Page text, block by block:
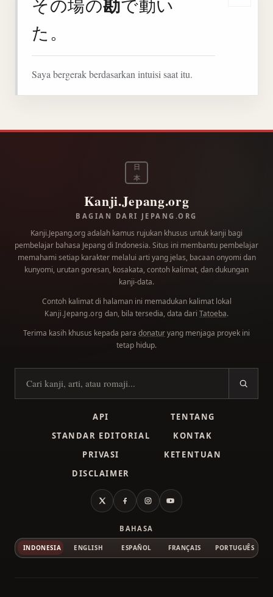
その場の勘で動い
た。
Saya bergerak berdasarkan intuisi saat itu.
日
本
Kanji.Jepang.org
BAGIAN DARI JEPANG.ORG
Kanji.Jepang.org adalah kamus rujukan khusus untuk kanji bagi
pembelajar bahasa Jepang di Indonesia. Situs ini membantu pembelajar
memahami setiap karakter melalui arti yang jelas, bacaan onyomi dan
kunyomi, urutan goresan, kosakata, contoh kalimat, dan dukungan
kanji-data.
Contoh kalimat di halaman ini memadukan kalimat lokal
Kanji.Jepang.org dan, bila tersedia, data dari Tatoeba.
Terima kasih khusus kepada para donaturyang menjaga proyek ini
tetap hidup.
Cari kanji
API
TENTANG
STANDAR EDITORIAL
KONTAK
PRIVASI
KETENTUAN
DISCLAIMER
X FacebookInstagramYouTube
BAHASA
INDONESIA ENGLISH ESPAÑOL FRANÇAIS PORTUGUÊS